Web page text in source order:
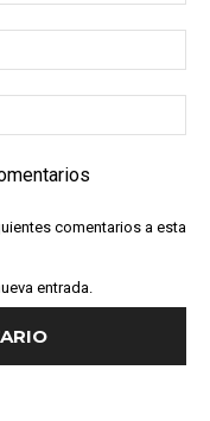
comentarios a esta
entrada.